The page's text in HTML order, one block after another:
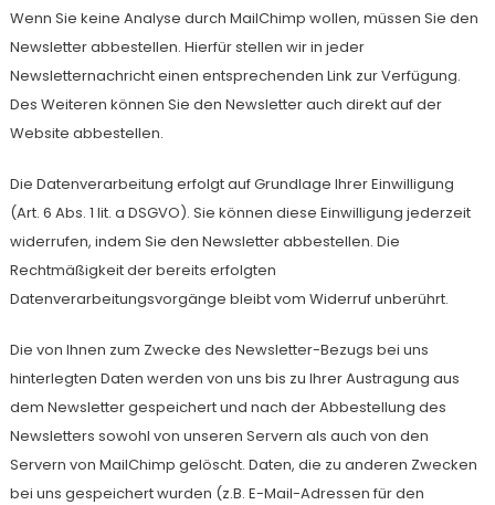
Wenn Sie keine Analyse durch MailChimp wollen, müssen Sie den
Newsletter abbestellen. Hierfür stellen wir in jeder
Newsletternachricht einen entsprechenden Link zur Verfügung.
Des Weiteren können Sie den Newsletter auch direkt auf der
Website abbestellen.
Die Datenverarbeitung erfolgt auf Grundlage Ihrer Einwilligung
(Art. 6 Abs. 1 lit. a DSGVO). Sie können diese Einwilligung jederzeit
widerrufen, indem Sie den Newsletter abbestellen. Die
Rechtmäßigkeit der bereits erfolgten
Datenverarbeitungsvorgänge bleibt vom Widerruf unberührt.
Die von Ihnen zum Zwecke des Newsletter-Bezugs bei uns
hinterlegten Daten werden von uns bis zu Ihrer Austragung aus
dem Newsletter gespeichert und nach der Abbestellung des
Newsletters sowohl von unseren Servern als auch von den
Servern von MailChimp gelöscht. Daten, die zu anderen Zwecken
bei uns gespeichert wurden (z.B. E-Mail-Adressen für den